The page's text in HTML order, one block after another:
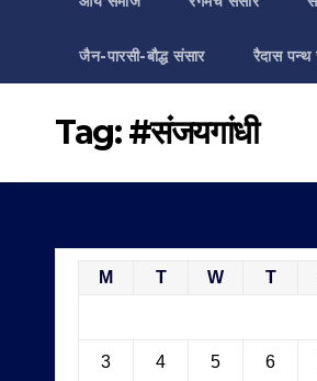
जैन-पारसी-बौद्ध संसार रैदास पन्थ
Tag:#संजयगांधी
M T W T
3 4 5 6